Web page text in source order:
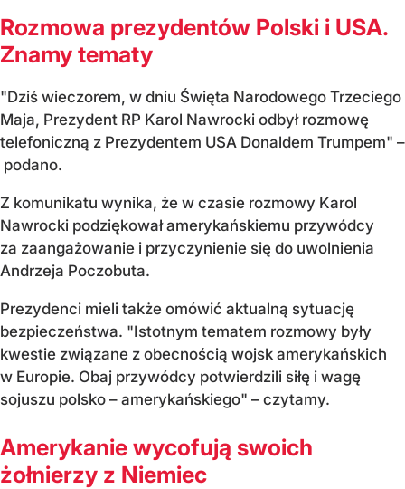
Rozmowa prezydentów Polski i USA.
Znamy tematy
"Dziś wieczorem, w dniu Święta Narodowego Trzeciego
Maja, Prezydent RP Karol Nawrocki odbył rozmowę
telefoniczną z Prezydentem USA Donaldem Trumpem" –
podano.
Z komunikatu wynika, że w czasie rozmowy Karol
Nawrocki podziękował amerykańskiemu przywódcy
za zaangażowanie i przyczynienie się do uwolnienia
Andrzeja Poczobuta.
Prezydenci mieli także omówić aktualną sytuację
bezpieczeństwa. "Istotnym tematem rozmowy były
kwestie związane z obecnością wojsk amerykańskich
w Europie. Obaj przywódcy potwierdzili siłę i wagę
sojuszu polsko – amerykańskiego" – czytamy.
Amerykanie wycofują swoich
żołnierzy z Niemiec